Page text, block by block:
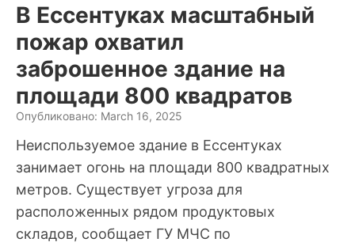
В Ессентуках масштабный
пожар охватил
заброшенное здание на
площади 800 квадратов
Опубликовано: March 16, 2025
Неиспользуемое здание в Ессентуках
занимает огонь на площади 800 квадратных
метров. Существует угроза для
расположенных рядом продуктовых
складов, сообщает ГУ МЧС по